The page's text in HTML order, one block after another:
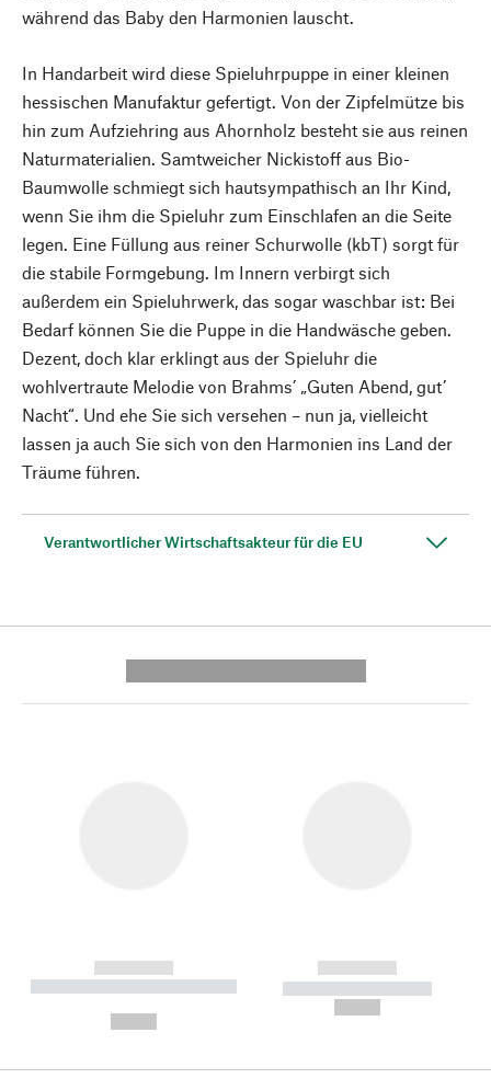
während das Baby den Harmonien lauscht.
In Handarbeit wird diese Spieluhrpuppe in einer kleinen
hessischen Manufaktur gefertigt. Von der Zipfelmütze bis
hin zum Aufziehring aus Ahornholz besteht sie aus reinen
Naturmaterialien. Samtweicher Nickistoff aus Bio-
Baumwolle schmiegt sich hautsympathisch an Ihr Kind,
wenn Sie ihm die Spieluhr zum Einschlafen an die Seite
legen. Eine Füllung aus reiner Schurwolle (kbT) sorgt für
die stabile Formgebung. Im Innern verbirgt sich
außerdem ein Spieluhrwerk, das sogar waschbar ist: Bei
Bedarf können Sie die Puppe in die Handwäsche geben.
Dezent, doch klar erklingt aus der Spieluhr die
wohlvertraute Melodie von Brahms’ „Guten Abend, gut’
Nacht“. Und ehe Sie sich versehen – nun ja, vielleicht
lassen ja auch Sie sich von den Harmonien ins Land der
Träume führen.
Verantwortlicher Wirtschaftsakteur für die EU
------------
----------- ----------- --------
------------
----------- -----------